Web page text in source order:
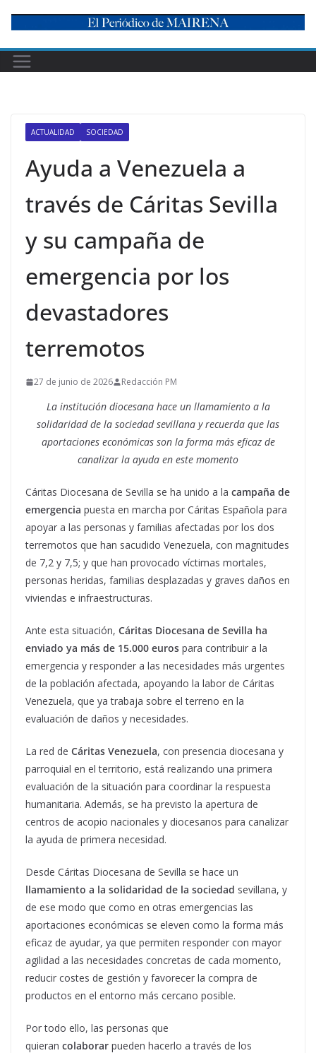
content
ACTUALIDAD SOCIEDAD
Ayuda a Venezuela a
través de Cáritas Sevilla
y su campaña de
emergencia por los
devastadores
terremotos
27 de junio de 2026 Redacción PM
La institución diocesana hace un llamamiento a la
solidaridad de la sociedad sevillana y recuerda que las
aportaciones económicas son la forma más eficaz de
canalizar la ayuda en este momento
Cáritas Diocesana de Sevilla se ha unido a la campaña de
emergencia puesta en marcha por Cáritas Española para
apoyar a las personas y familias afectadas por los dos
terremotos que han sacudido Venezuela, con magnitudes
de 7,2 y 7,5; y que han provocado víctimas mortales,
personas heridas, familias desplazadas y graves daños en
viviendas e infraestructuras.
Ante esta situación, Cáritas Diocesana de Sevilla ha
enviado ya más de 15.000 euros para contribuir a la
emergencia y responder a las necesidades más urgentes
de la población afectada, apoyando la labor de Cáritas
Venezuela, que ya trabaja sobre el terreno en la
evaluación de daños y necesidades.
La red de Cáritas Venezuela, con presencia diocesana y
parroquial en el territorio, está realizando una primera
evaluación de la situación para coordinar la respuesta
humanitaria. Además, se ha previsto la apertura de
centros de acopio nacionales y diocesanos para canalizar
la ayuda de primera necesidad.
Desde Cáritas Diocesana de Sevilla se hace un
llamamiento a la solidaridad de la sociedad sevillana, y
de ese modo que como en otras emergencias las
aportaciones económicas se eleven como la forma más
eficaz de ayudar, ya que permiten responder con mayor
agilidad a las necesidades concretas de cada momento,
reducir costes de gestión y favorecer la compra de
productos en el entorno más cercano posible.
Por todo ello, las personas que
quieran colaborar pueden hacerlo a través de los